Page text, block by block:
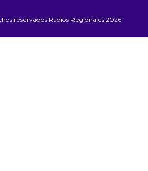
reservados Radios Regionales 2026